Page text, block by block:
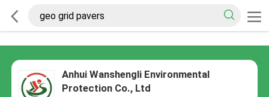
Anhui Wanshengli Environmental
Protection Co., Ltd